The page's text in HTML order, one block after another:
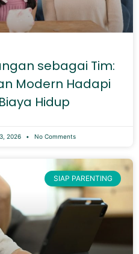
sebagai Tim:
Modern Hadapi
Hidup
2026 No Comments
SIAP PARENTING